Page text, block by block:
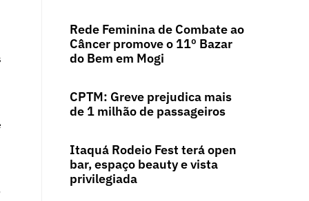
Rede Feminina de Combate ao
Câncer promove o 11º Bazar
do Bem em Mogi
CPTM: Greve prejudica mais
de 1 milhão de passageiros
Itaquá Rodeio Fest terá open
bar, espaço beauty e vista
privilegiada